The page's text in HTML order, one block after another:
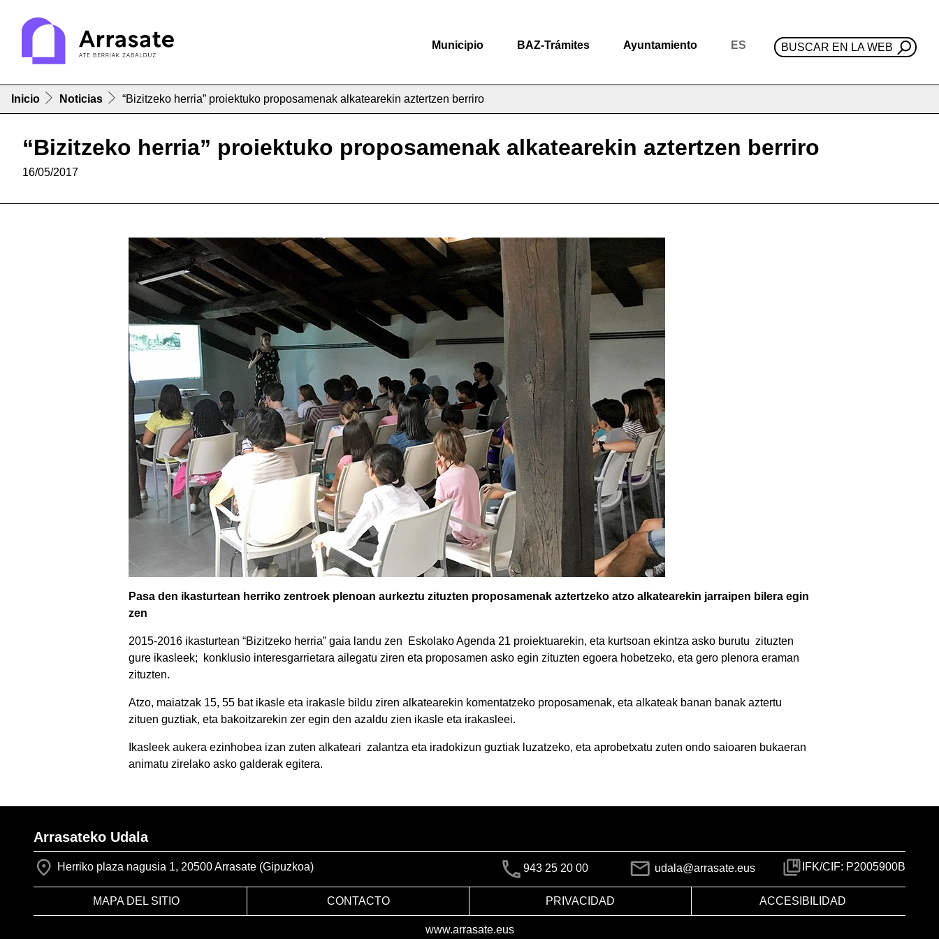
Municipio BAZ-Trámites Ayuntamiento ES BUSCAR EN LA WEB
Inicio Noticias “Bizitzeko herria” proiektuko proposamenak alkatearekin aztertzen berriro
“Bizitzeko herria” proiektuko proposamenak alkatearekin aztertzen berriro
16/05/2017
Pasa den ikasturtean herriko zentroek plenoan aurkeztu zituzten proposamenak aztertzeko atzo alkatearekin jarraipen bilera egin
zen
2015-2016 ikasturtean “Bizitzeko herria” gaia landu zen Eskolako Agenda 21 proiektuarekin, eta kurtsoan ekintza asko burutu zituzten
gure ikasleek; konklusio interesgarrietara ailegatu ziren eta proposamen asko egin zituzten egoera hobetzeko, eta gero plenora eraman
zituzten.
Atzo, maiatzak 15, 55 bat ikasle eta irakasle bildu ziren alkatearekin komentatzeko proposamenak, eta alkateak banan banak aztertu
zituen guztiak, eta bakoitzarekin zer egin den azaldu zien ikasle eta irakasleei.
Ikasleek aukera ezinhobea izan zuten alkateari zalantza eta iradokizun guztiak luzatzeko, eta aprobetxatu zuten ondo saioaren bukaeran
animatu zirelako asko galderak egitera.
Arrasateko Udala
Herriko plaza nagusia 1, 20500 Arrasate (Gipuzkoa) 943 25 20 00 udala@arrasate.eus IFK/CIF: P2005900B
MAPA DEL SITIO CONTACTO PRIVACIDAD ACCESIBILIDAD
www.arrasate.eus